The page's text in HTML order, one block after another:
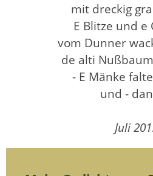
mit dreckig
E Blitze und e
vom Dunner
de alti
- E Mänke
und -
Juli